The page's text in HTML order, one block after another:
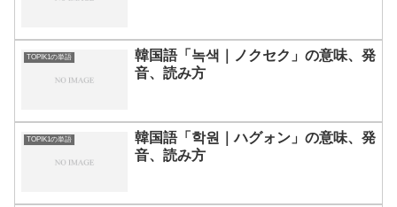
TOPIK1の単語
韓国語「녹색｜ノクセク」の意味、発
音、読み方
TOPIK1の単語
韓国語「학원｜ハグォン」の意味、発
音、読み方